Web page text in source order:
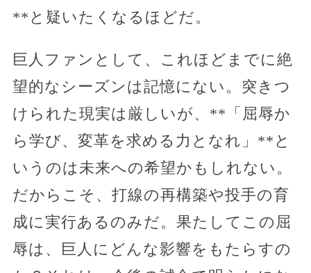
**と疑いたくなるほどだ。
巨人ファンとして、これほどまでに絶
望的なシーズンは記憶にない。突きつ
けられた現実は厳しいが、**「屈辱か
ら学び、変革を求める力となれ」**と
いうのは未来への希望かもしれない。
だからこそ、打線の再構築や投手の育
成に実行あるのみだ。果たしてこの屈
辱は、巨人にどんな影響をもたらすの